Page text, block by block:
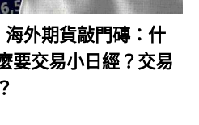
外期貨敲門磚：什
要交易小日經？交易